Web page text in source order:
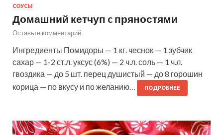
СОУСЫ
Домашний кетчуп c пряностями
Оставьте комментарий
Ингредиенты Помидоры — 1 кг. чеснок — 1 зубчик
сахар — 1-2 ст.л. уксус (6%) — 2 ч.л. соль — 1 ч.л.
гвоздика — до 5 шт. перец душистый — до 8 горошин
корица — по вкусу и по желанию…
ПОДРОБНЕЕ